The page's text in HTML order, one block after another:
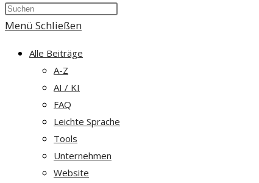
umschalten
Press
Menü Schließen
Alle Beiträge
A-Z
AI / KI
FAQ
Leichte Sprache
Tools
Unternehmen
Website